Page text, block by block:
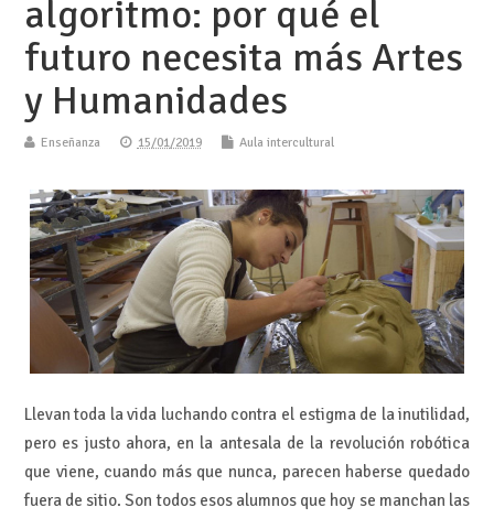
algoritmo: por qué el
futuro necesita más Artes
y Humanidades
Enseñanza 15/01/2019 Aula intercultural
Llevan toda la vida luchando contra el estigma de la inutilidad,
pero es justo ahora, en la antesala de la revolución robótica
que viene, cuando más que nunca, parecen haberse quedado
fuera de sitio. Son todos esos alumnos que hoy se manchan las